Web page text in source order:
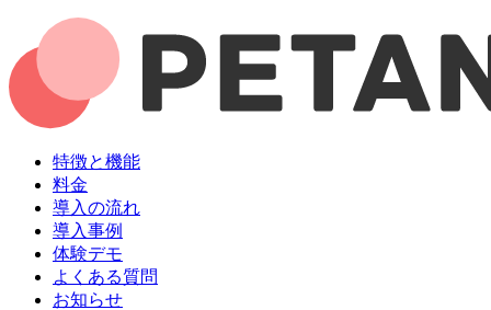
特徴と機能
料金
導入の流れ
導入事例
体験デモ
よくある質問
お知らせ